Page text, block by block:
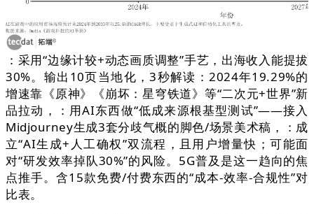
：采用“边缘计较+动态画质调整”手艺，出海收入能提拔
30%。输出10页当地化，3秒解读：2024年19.29%的
增速靠《原神》《崩坏：星穹铁道》等“二次元+世界”新
品拉动，：用AI东西做“低成来源根基型测试”——接入
Midjourney生成3套分歧气概的脚色/场景美术稿，：成
立“AI生成+人工确权”双流程，且用户增量快；可能面
对“研发效率掉队30%”的风险。5G普及是这一趋向的焦
点推手。含15款免费/付费东西的“成本-效率-合规性”对
比表。